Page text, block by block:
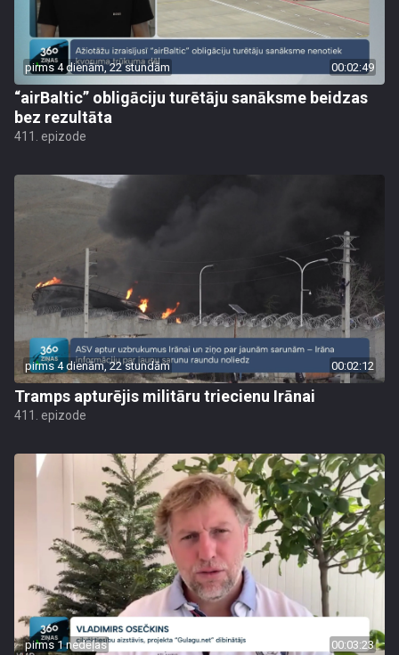
pirms 4 dienām, 22 stundām 00:02:49
“airBaltic” obligāciju turētāju sanāksme beidzas
bez rezultāta
411. epizode
pirms 4 dienām, 22 stundām 00:02:12
Tramps apturējis militāru triecienu Irānai
411. epizode
pirms 1 nedēļas 00:03:23